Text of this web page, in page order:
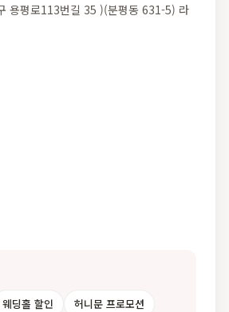
용평로113번길 35 )(분평동 631-5) 라
웨딩홀 할인
허니문 프로모션